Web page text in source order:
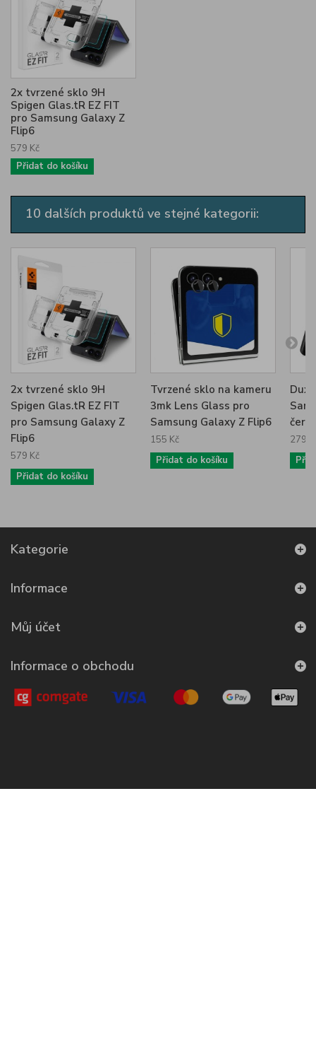
2x tvrzené sklo 9H
Spigen Glas.tR EZ FIT
pro Samsung Galaxy Z
Flip6
579 Kč
Přidat do košíku
10 dalších produktů ve stejné kategorii:
2x tvrzené sklo 9H
Spigen Glas.tR EZ FIT
pro Samsung Galaxy Z
Flip6
579 Kč
Přidat do košíku
Tvrzené sklo na kameru
3mk Lens Glass pro
Samsung Galaxy Z Flip6
155 Kč
Přidat do košíku
Dux
279
Kategorie
Informace
Můj účet
Informace o obchodu